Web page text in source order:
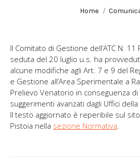
Tu sei qui:
Home
Il Comitato di Gestione dell’ATC N.
seduta del 20 luglio u.s. ha
alcune modifiche agli Art. 7 e 9 del
e Gestione all’Area Sperimentale a
Prelievo Venatorio in conseguenza di
suggerimenti avanzati dagli Uffici
Il testo aggiornato è reperibile sul sito
Pistoia nella sezione Normativa.